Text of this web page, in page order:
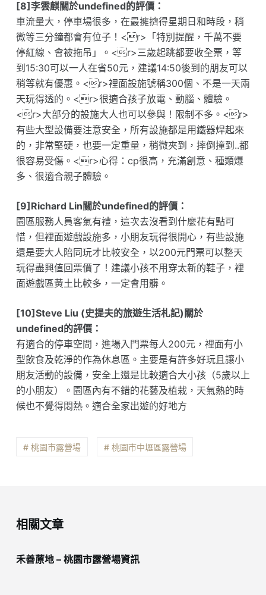
[8]李雲麒關於undefined的評價：
車流量大，停車場很多，在最擁擠得星期日和時段，稍
微等三分鐘都會有位子！<r>「特別提醒，千萬不要
停紅線、會被拖吊」。<r>三歲起跳都要收全票，等
到15:30可以一人在省50元，建議14:50後到的朋友可以
稍等就有優惠。<r>裡面設施號稱300個、不是一天兩
天玩得透的。<r>很適合孩子放電、動腦、體驗。
<r>大部分的設施大人也可以參與！限制不多。<r>
有些大型設備要注意安全，所有設施都是用鐵器焊起來
的，非常堅硬，也要一定重量，稍微夾到，摔倒撞到..都
很容易受傷。<r>心得：cp很高，充滿創意、種類爆
多、很適合親子體驗。
[9]Richard Lin關於undefined的評價：
園區服務人員客氣有禮，這次去沒看到什麼花有點可
惜，但裡面遊戲設施多，小朋友玩得很開心，有些設施
還是要大人陪同玩才比較安全，以200元門票可以整天
玩得盡興值回票價了！建議小孩不用穿太新的鞋子，裡
面遊戲區黃土比較多，一定會用髒。
[10]Steve Liu (史提夫的旅遊生活札記)關於
undefined的評價：
有適合的停車空間，進場入門票每人200元，裡面有小
型飲食及乾淨的作為休息區。主要是有許多好玩且讓小
朋友活動的設備，安全上還是比較適合大小孩（5歲以上
的小朋友）。園區內有不錯的花藝及植栽，天氣熱的時
候也不覺得悶熱。適合全家出遊的好地方
# 桃園市露營場 # 桃園市中壢區露營場
相關文章
禾善蒝地 – 桃園市露營場資訊